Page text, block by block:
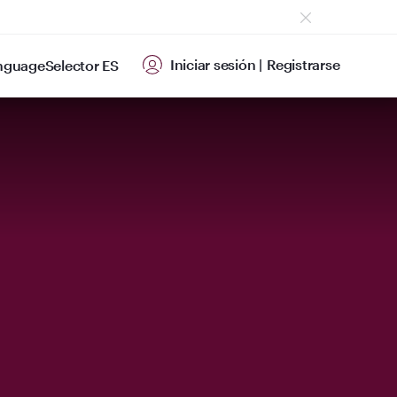
ES Iniciar sesión | Registrarse